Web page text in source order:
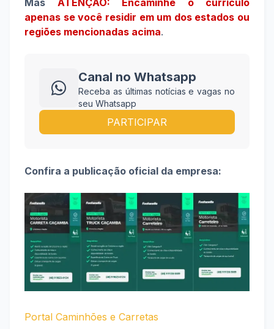
Mas ATENÇÃO: Encaminhe o currículo
apenas se você residir em um dos estados ou
regiões mencionadas acima.
Canal no Whatsapp
Receba as últimas notícias e vagas no
seu Whatsapp
PARTICIPAR
Confira a publicação oficial da empresa:
Portal Caminhões e Carretas